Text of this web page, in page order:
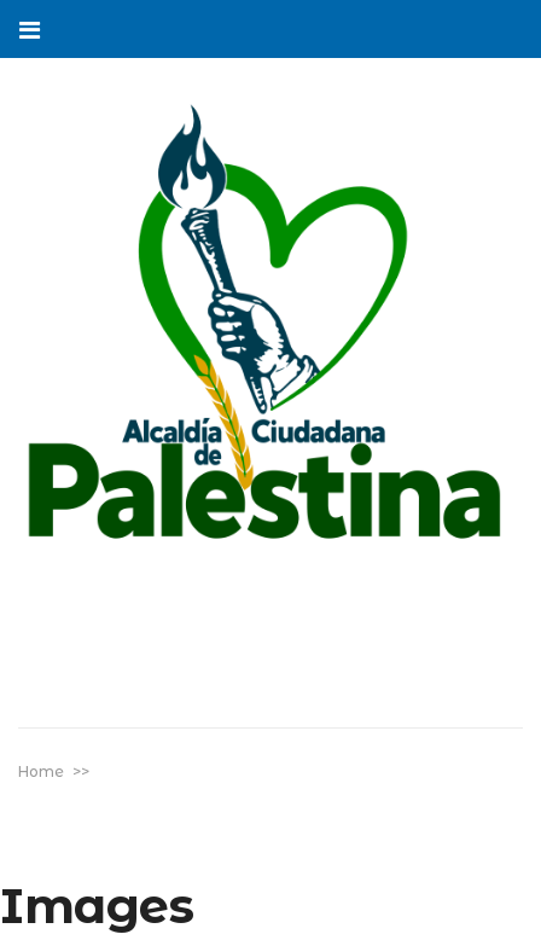
Home >>
Images